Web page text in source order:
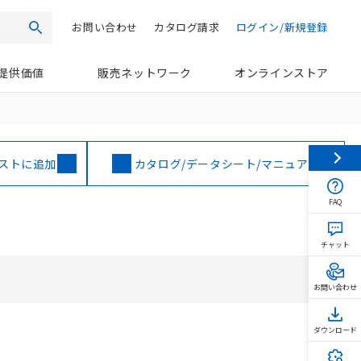
検索 ログイン/新規登録
カタログ請求
お問い合わせ
供価値 販売ネットワーク オンラインストア
トに追加 カタログ/データシート/マニュアル
FAQ
チャット
お問い合わせ
ダウンロード